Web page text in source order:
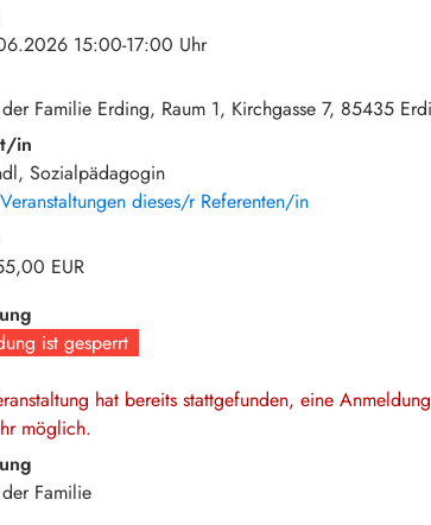
15:00-17:00 Uhr
Familie Erding, Raum 1 Kirchgasse 7 85435
in
Sozialpädagogin
dieses/r Referenten/in
EUR
ist gesperrt
hat bereits stattgefunden, eine
möglich.
Familie